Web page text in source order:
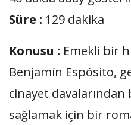
Süre : 129 dakika
Konusu : Emekli bir
Benjamín Espósito,
cinayet
sağlamak için bir